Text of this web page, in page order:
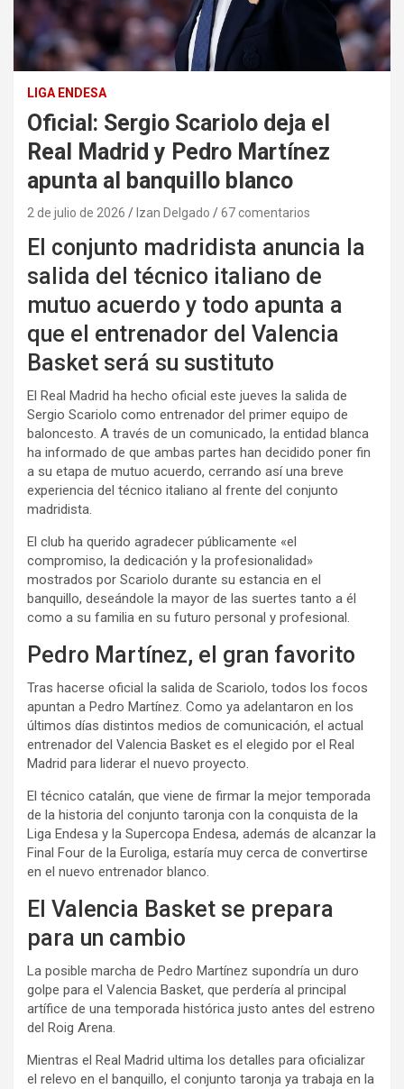
LIGA ENDESA
Oficial: Sergio Scariolo deja el
Real Madrid y Pedro Martínez
apunta al banquillo blanco
2 de julio de 2026 Izan Delgado 67 comentarios
El conjunto madridista anuncia la
salida del técnico italiano de
mutuo acuerdo y todo apunta a
que el entrenador del Valencia
Basket será su sustituto
El Real Madrid ha hecho oficial este jueves la salida de
Sergio Scariolo como entrenador del primer equipo de
baloncesto. A través de un comunicado, la entidad blanca
ha informado de que ambas partes han decidido poner fin
a su etapa de mutuo acuerdo, cerrando así una breve
experiencia del técnico italiano al frente del conjunto
madridista.
El club ha querido agradecer públicamente «el
compromiso, la dedicación y la profesionalidad»
mostrados por Scariolo durante su estancia en el
banquillo, deseándole la mayor de las suertes tanto a él
como a su familia en su futuro personal y profesional.
Pedro Martínez, el gran favorito
Tras hacerse oficial la salida de Scariolo, todos los focos
apuntan a Pedro Martínez. Como ya adelantaron en los
últimos días distintos medios de comunicación, el actual
entrenador del Valencia Basket es el elegido por el Real
Madrid para liderar el nuevo proyecto.
El técnico catalán, que viene de firmar la mejor temporada
de la historia del conjunto taronja con la conquista de la
Liga Endesa y la Supercopa Endesa, además de alcanzar la
Final Four de la Euroliga, estaría muy cerca de convertirse
en el nuevo entrenador blanco.
El Valencia Basket se prepara
para un cambio
La posible marcha de Pedro Martínez supondría un duro
golpe para el Valencia Basket, que perdería al principal
artífice de una temporada histórica justo antes del estreno
del Roig Arena.
Mientras el Real Madrid ultima los detalles para oficializar
el relevo en el banquillo, el conjunto taronja ya trabaja en la